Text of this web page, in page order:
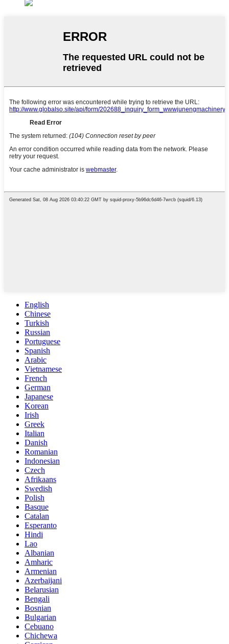
English
Chinese
Turkish
Russian
Portuguese
Spanish
Arabic
Vietnamese
French
German
Japanese
Korean
Irish
Greek
Italian
Danish
Romanian
Indonesian
Czech
Afrikaans
Swedish
Polish
Basque
Catalan
Esperanto
Hindi
Lao
Albanian
Amharic
Armenian
Azerbaijani
Belarusian
Bengali
Bosnian
Bulgarian
Cebuano
Chichewa